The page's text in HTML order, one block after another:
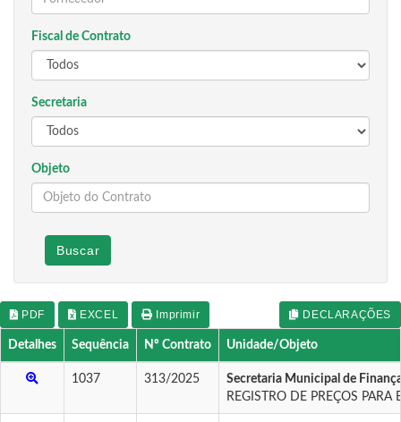
Fiscal de Contrato
Secretaria
Objeto
Buscar
PDF EXCEL Imprimir DECLARAÇÕES
Detalhes Sequência Nº Contrato Unidade/Objeto
1037 313/2025
Secretaria Municipal de
REGISTRO DE PREÇOS